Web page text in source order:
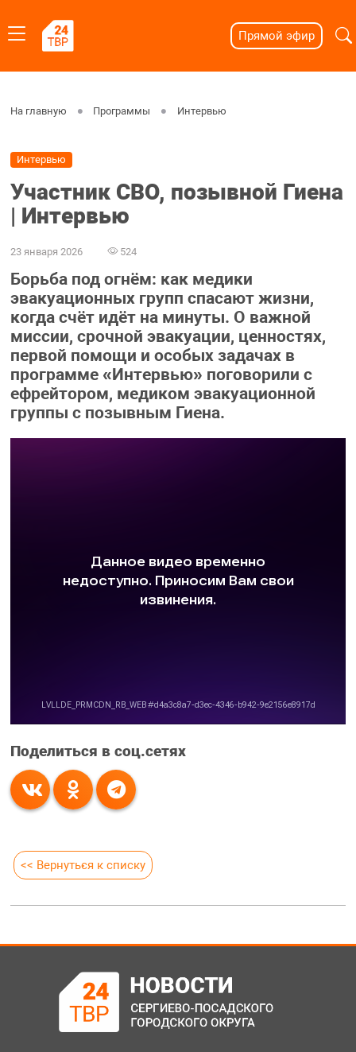
Прямой эфир
На главную Программы Интервью
Интервью
Участник СВО, позывной Гиена
| Интервью
23 января 2026 524
Борьба под огнём: как медики
эвакуационных групп спасают жизни,
когда счёт идёт на минуты. О важной
миссии, срочной эвакуации, ценностях,
первой помощи и особых задачах в
программе «Интервью» поговорили с
ефрейтором, медиком эвакуационной
группы с позывным Гиена.
Поделиться в соц.сетях
<< Вернуться к списку